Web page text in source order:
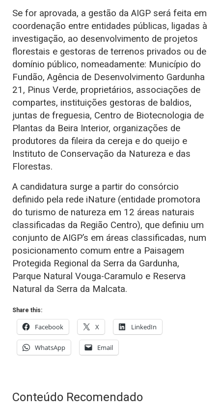
Se for aprovada, a gestão da AIGP será feita em
coordenação entre entidades públicas, ligadas à
investigação, ao desenvolvimento de projetos
florestais e gestoras de terrenos privados ou de
domínio público, nomeadamente: Município do
Fundão, Agência de Desenvolvimento Gardunha
21, Pinus Verde, proprietários, associações de
compartes, instituições gestoras de baldios,
juntas de freguesia, Centro de Biotecnologia de
Plantas da Beira Interior, organizações de
produtores da fileira da cereja e do queijo e
Instituto de Conservação da Natureza e das
Florestas.
A candidatura surge a partir do consórcio
definido pela rede iNature (entidade promotora
do turismo de natureza em 12 áreas naturais
classificadas da Região Centro), que definiu um
conjunto de AIGP’s em áreas classificadas, num
posicionamento comum entre a Paisagem
Protegida Regional da Serra da Gardunha,
Parque Natural Vouga-Caramulo e Reserva
Natural da Serra da Malcata.
Share this:
Facebook X LinkedIn
WhatsApp Email
Conteúdo Recomendado